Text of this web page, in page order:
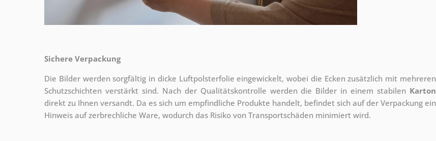
Sichere Verpackung
Die Bilder werden sorgfältig in dicke Luftpolsterfolie eingewickelt, wobei die Ecken zusätzlich mit mehreren
Schutzschichten verstärkt sind. Nach der Qualitätskontrolle werden die Bilder in einem stabilen Karton
direkt zu Ihnen versandt. Da es sich um empfindliche Produkte handelt, befindet sich auf der Verpackung ein
Hinweis auf zerbrechliche Ware, wodurch das Risiko von Transportschäden minimiert wird.